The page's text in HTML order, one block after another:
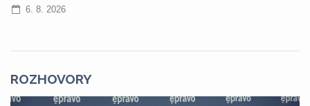
6. 8. 2026
ROZHOVORY